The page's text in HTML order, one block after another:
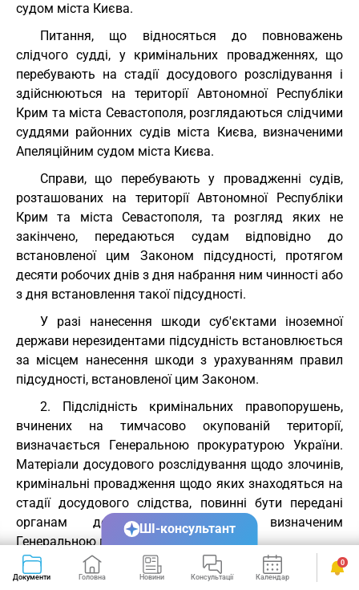
судом міста Києва.
Питання, що відносяться до повноважень
слідчого судді, у кримінальних провадженнях, що
перебувають на стадії досудового розслідування і
здійснюються на території Автономної Республіки
Крим та міста Севастополя, розглядаються слідчими
суддями районних судів міста Києва, визначеними
Апеляційним судом міста Києва.
Справи, що перебувають у провадженні судів,
розташованих на території Автономної Республіки
Крим та міста Севастополя, та розгляд яких не
закінчено, передаються судам відповідно до
встановленої цим Законом підсудності, протягом
десяти робочих днів з дня набрання ним чинності або
з дня встановлення такої підсудності.
У разі нанесення шкоди суб'єктами іноземної
держави нерезидентами підсудність встановлюється
за місцем нанесення шкоди з урахуванням правил
підсудності, встановленої цим Законом.
2. Підслідність кримінальних правопорушень,
вчинених на тимчасово окупованій території,
визначається Генеральною прокуратурою України.
Матеріали досудового розслідування щодо злочинів,
кримінальні провадження щодо яких знаходяться на
стадії досудового слідства, повинні бути передані
органам досудового слідства, визначеним
Генеральною прокуратурою України.
Стаття 13.
Особливості здійснення економічної
Документи Головна Новини Консультації Календар Сервіси
0
ШІ-консультант